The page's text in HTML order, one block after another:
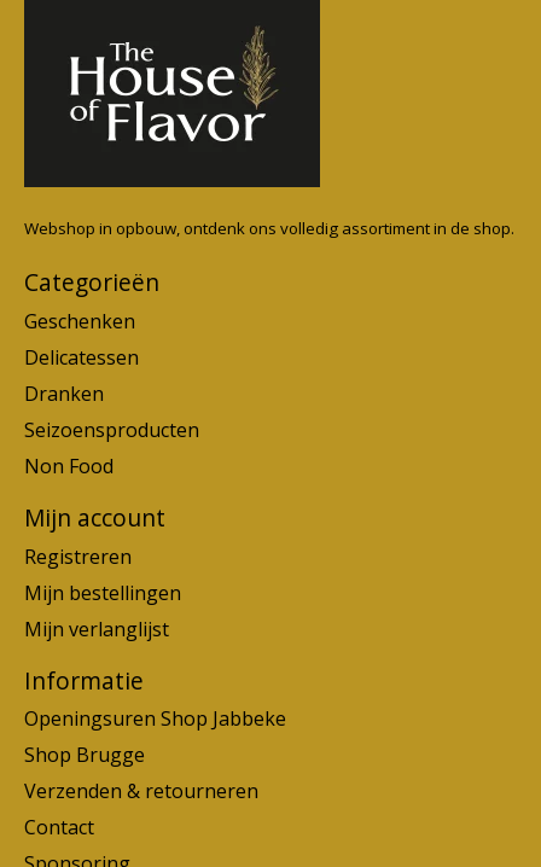
Webshop in opbouw, ontdenk ons volledig assortiment in de shop.
Categorieën
Geschenken
Delicatessen
Dranken
Seizoensproducten
Non Food
Mijn account
Registreren
Mijn bestellingen
Mijn verlanglijst
Informatie
Openingsuren Shop Jabbeke
Shop Brugge
Verzenden & retourneren
Contact